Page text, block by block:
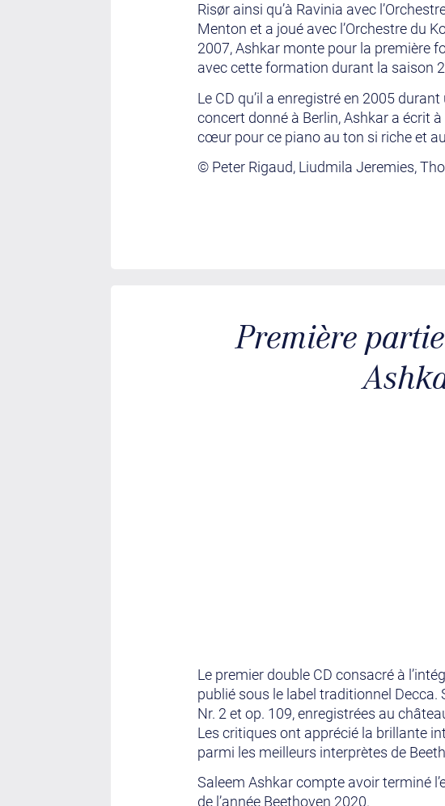
Risør ainsi qu’à Ravinia avec
Menton et a joué avec l’Orchestre du
2007, Ashkar monte pour la première
avec cette formation durant la saison
Le CD qu’il a enregistré en 2005
concert donné à Berlin, Ashkar a écrit
cœur pour ce piano au ton si riche et
© Peter Rigaud, Liudmila Jeremies,
Première
Le premier double CD consacré à
publié sous le label traditionnel Decca.
Nr. 2 et op. 109, enregistrées au
Les critiques ont apprécié la brillante
parmi les meilleurs interprètes de
Saleem Ashkar compte avoir terminé
de l’année Beethoven 2020.